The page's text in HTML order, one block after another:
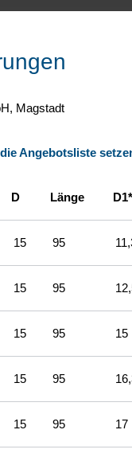
Angebotsliste
D Länge D1*
15 95
15 95
15 95 15
15 95
15 95 17